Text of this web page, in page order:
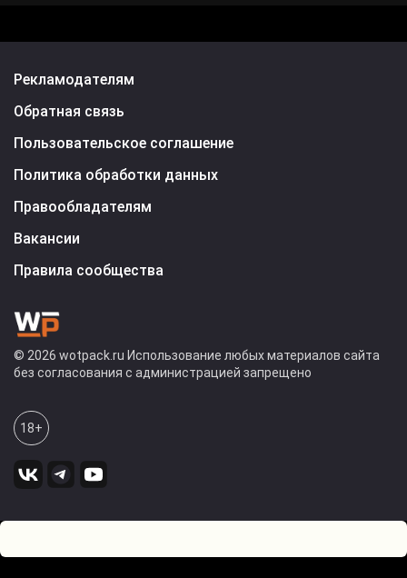
Рекламодателям
Обратная связь
Пользовательское соглашение
Политика обработки данных
Правообладателям
Вакансии
Правила сообщества
© 2026 wotpack.ru Использование любых материалов сайта
без согласования с администрацией запрещено
18+